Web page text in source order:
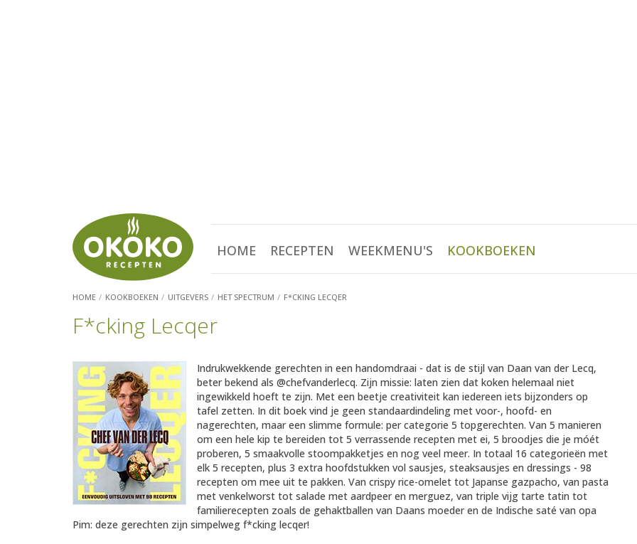
HOME RECEPTEN WEEKMENU'S KOOKBOEKEN
HOME KOOKBOEKEN UITGEVERS HET SPECTRUM F*CKING LECQER
F*cking Lecqer
Indrukwekkende gerechten in een handomdraai - dat is de stijl van Daan van der Lecq,
beter bekend als @chefvanderlecq. Zijn missie: laten zien dat koken helemaal niet
ingewikkeld hoeft te zijn. Met een beetje creativiteit kan iedereen iets bijzonders op
tafel zetten. In dit boek vind je geen standaardindeling met voor-, hoofd- en
nagerechten, maar een slimme formule: per categorie 5 topgerechten. Van 5 manieren
om een hele kip te bereiden tot 5 verrassende recepten met ei, 5 broodjes die je móét
proberen, 5 smaakvolle stoompakketjes en nog veel meer. In totaal 16 categorieën met
elk 5 recepten, plus 3 extra hoofdstukken vol sausjes, steaksausjes en dressings - 98
recepten om mee uit te pakken. Van crispy rice-omelet tot Japanse gazpacho, van pasta
met venkelworst tot salade met aardpeer en merguez, van triple vijg tarte tatin tot
familierecepten zoals de gehaktballen van Daans moeder en de Indische saté van opa
Pim: deze gerechten zijn simpelweg f*cking lecqer!